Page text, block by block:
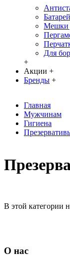
Мешки
Для
+
Акции +
Бренды +
Главная
Мужчинам
Гигиена
В этой категории
О нас